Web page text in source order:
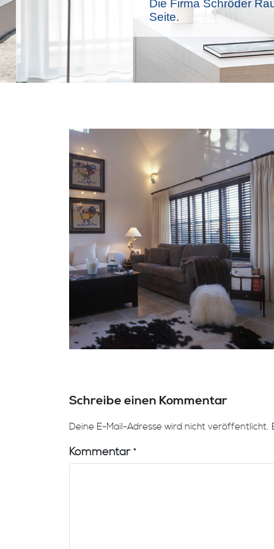
Die Firma Schröder
Seite.
Schreibe einen Kommentar
Deine E-Mail-Adresse wird nicht veröffentlicht.
Kommentar*